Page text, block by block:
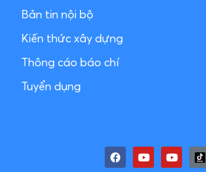
Bản tin nội bộ
Kiến thức xây dựng
Thông cáo báo chí
Tuyển dụng